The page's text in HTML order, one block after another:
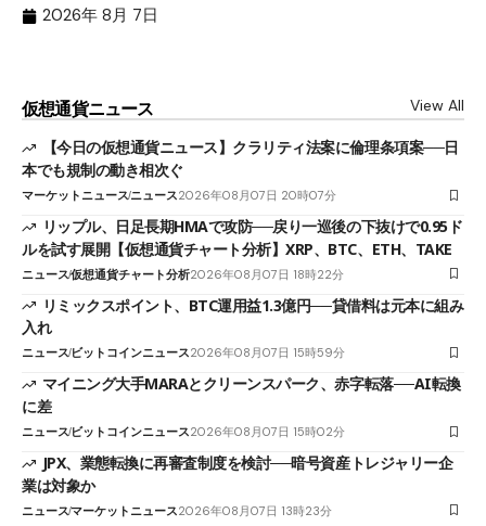
2026年 8月 7日
仮想通貨ニュース View All
【今日の仮想通貨ニュース】クラリティ法案に倫理条項案──日
本でも規制の動き相次ぐ
マーケットニュースニュース2026年08月07日 20時07分
リップル、日足長期HMAで攻防──戻り一巡後の下抜けで0.95ド
ルを試す展開【仮想通貨チャート分析】XRP、BTC、ETH、TAKE
ニュース仮想通貨チャート分析2026年08月07日 18時22分
リミックスポイント、BTC運用益1.3億円──貸借料は元本に組み
入れ
ニュースビットコインニュース2026年08月07日 15時59分
マイニング大手MARAとクリーンスパーク、赤字転落──AI転換
に差
ニュースビットコインニュース2026年08月07日 15時02分
JPX、業態転換に再審査制度を検討──暗号資産トレジャリー企
業は対象か
ニュースマーケットニュース2026年08月07日 13時23分